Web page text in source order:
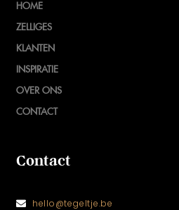
HOME
ZELLIGES
KLANTEN
INSPIRATIE
OVER ONS
CONTACT
Contact
hello@tegeltje.be